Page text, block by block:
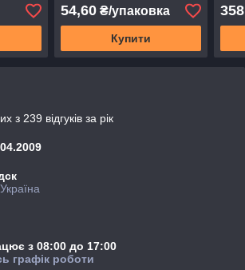
54,60₴/упаковка
Купити
з 239 відгуків за рік
з 08:00 до 17:00
графік роботи